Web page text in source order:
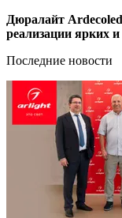
Дюралайт
реализации ярких
Последние новости